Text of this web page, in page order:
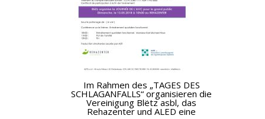
Im Rahmen des „TAGES DES
SCHLAGANFALLS“ organisieren die
Vereinigung Blëtz asbl, das
Rehazenter und ALED eine